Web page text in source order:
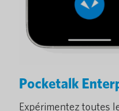
Pocketalk
Expérimentez toutes